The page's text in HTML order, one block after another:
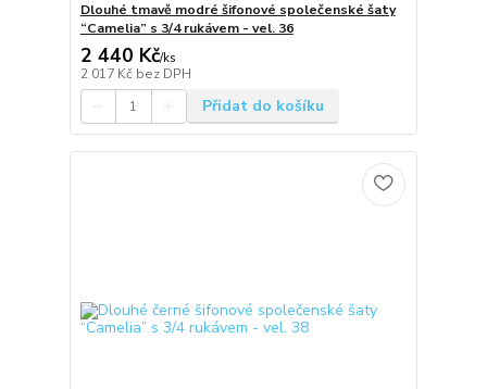
Dlouhé tmavě modré šifonové společenské šaty
“Camelia” s 3/4 rukávem - vel. 36
2 440 Kč/ks
2 017 Kč bez DPH
Přidat do košíku